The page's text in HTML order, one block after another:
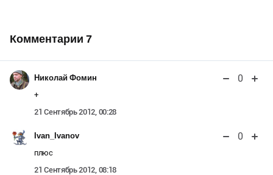
Комментарии 7
Николай Фомин 0
+
21 Сентябрь 2012, 00:28
Ivan_Ivanov 0
плюс
21 Сентябрь 2012, 08:18